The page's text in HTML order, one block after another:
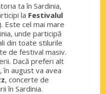
ta în Sardinia,
la Festivalul
Este cel mai mare
unde participă
din toate stilurile
de festival masiv.
Dacă preferi alt
august va avea
, concerte de
în Sardinia.